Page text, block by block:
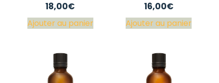
18,00€
Ajouter au panier
16,00€
Ajouter au panier